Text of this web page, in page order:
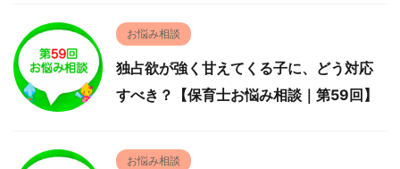
お悩み相談
独占欲が強く甘えてくる子に、どう対応
すべき？【保育士お悩み相談｜第59回】
お悩み相談